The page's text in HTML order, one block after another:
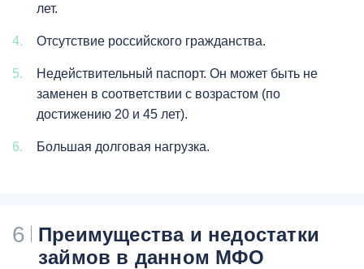
лет.
Отсутствие российского гражданства.
Недействительный паспорт. Он может быть не
заменен в соответствии с возрастом (по
достижению 20 и 45 лет).
Большая долговая нагрузка.
6
Преимущества и недостатки
займов в данном МФО